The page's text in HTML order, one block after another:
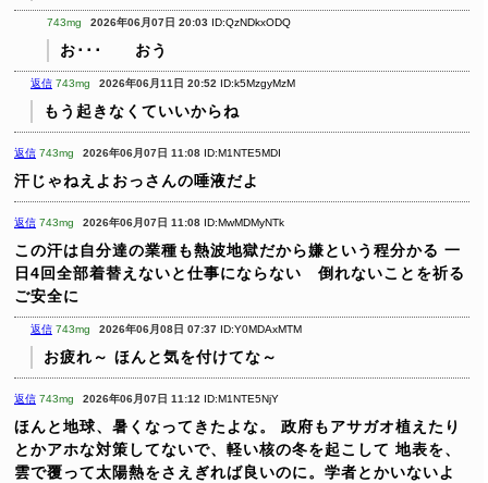
743mg 2026年06月07日 20:03 ID:QzNDkxODQ
お･･･ おう
返信 743mg 2026年06月11日 20:52 ID:k5MzgyMzM
もう起きなくていいからね
返信 743mg 2026年06月07日 11:08 ID:M1NTE5MDI
汗じゃねえよおっさんの唾液だよ
返信 743mg 2026年06月07日 11:08 ID:MwMDMyNTk
この汗は自分達の業種も熱波地獄だから嫌という程分かる 一
日4回全部着替えないと仕事にならない 倒れないことを祈る
ご安全に
返信 743mg 2026年06月08日 07:37 ID:Y0MDAxMTM
お疲れ～ ほんと気を付けてな～
返信 743mg 2026年06月07日 11:12 ID:M1NTE5NjY
ほんと地球、暑くなってきたよな。
政府もアサガオ植えたり
とかアホな対策してないで、軽い核の冬を起こして 地表を、
雲で覆って太陽熱をさえぎれば良いのに。学者とかいないよ